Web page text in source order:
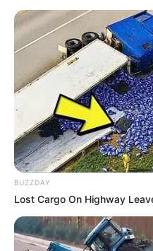
Auf einigen Seiten dieses
Angebote integriert.
gekauft wird, ist das eine
dadurch der Preis ändert.
BUZZDAY
Lost Cargo On Highway